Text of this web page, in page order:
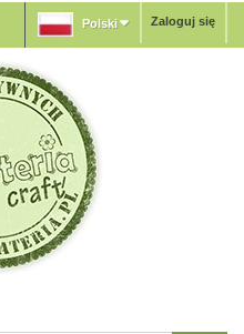
Zaloguj się
Polski